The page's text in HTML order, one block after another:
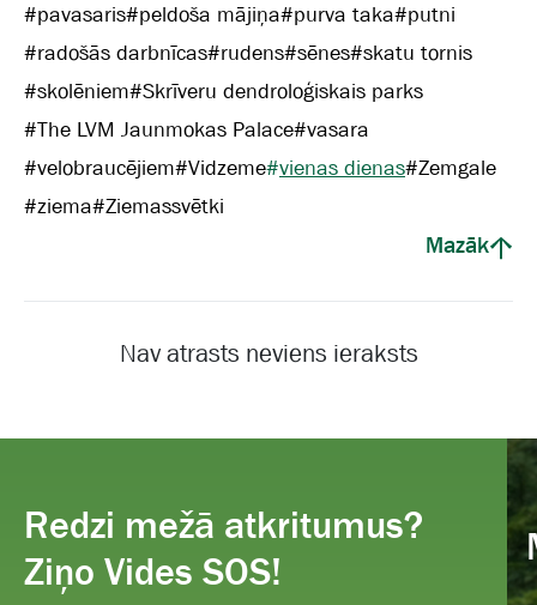
#pavasaris#peldoša mājiņa#purva taka#putni
#radošās darbnīcas#rudens#sēnes#skatu tornis
#skolēniem#Skrīveru dendroloģiskais parks
#The LVM Jaunmokas Palace#vasara
#velobraucējiem#Vidzeme#vienas dienas#Zemgale
#ziema#Ziemassvētki
Mazāk
Nav atrasts neviens ieraksts
Redzi mežā atkritumus?
Ziņo Vides SOS!